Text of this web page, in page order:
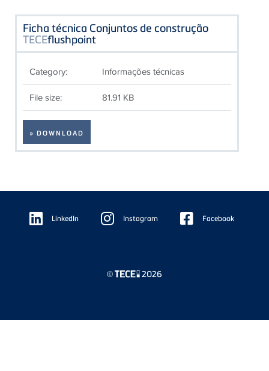
Ficha técnica Conjuntos de construção
TECEflushpoint
Category: Informações técnicas
File size: 81.91 KB
» DOWNLOAD
Floating
Sidebar LinkedIn Instagram Facebook
© 2026